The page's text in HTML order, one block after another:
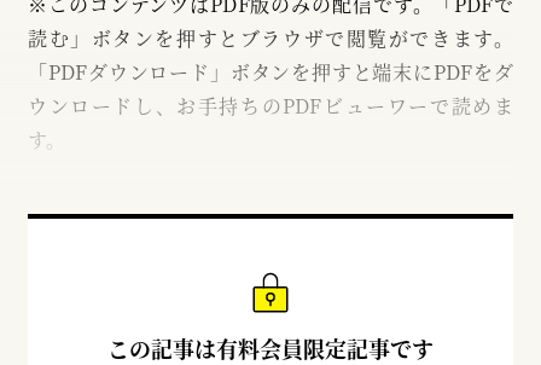
読む」ボタンを押すとブラウザで閲覧ができます。
「PDFダウンロード」ボタンを押すと端末にPDFをダ
ウンロードし、お手持ちのPDFビューワーで読めま
す。
この記事は有料会員限定記事です